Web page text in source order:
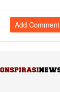
Add Comment